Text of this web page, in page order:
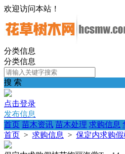
欢迎访问本站！
分类信息
分类信息
搜 索
点击登录
发布信息
首页 苗木资讯 苗木处理 求购信息
首页 > 求购信息 > 保定内求购